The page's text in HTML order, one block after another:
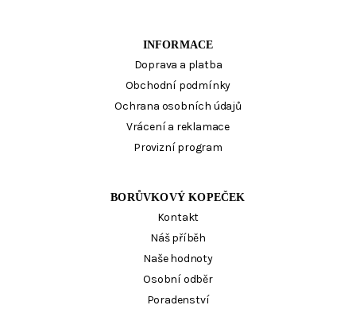
INFORMACE
Doprava a platba
Obchodní podmínky
Ochrana osobních údajů
Vrácení a reklamace
Provizní program
BORŮVKOVÝ KOPEČEK
Kontakt
Náš příběh
Naše hodnoty
Osobní odběr
Poradenství